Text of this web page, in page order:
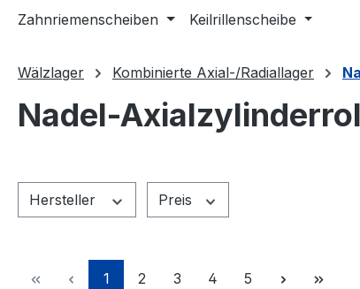
Zahnriemenscheiben
Keilrillenscheibe
Wälzlager Kombinierte Axial-/Radiallager
Nadel-
Hersteller Preis
Seite
1 Seite
2 Seite
3 Seite
4 Seite
5